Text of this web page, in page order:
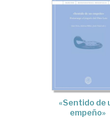
«Sentido de
empeño»